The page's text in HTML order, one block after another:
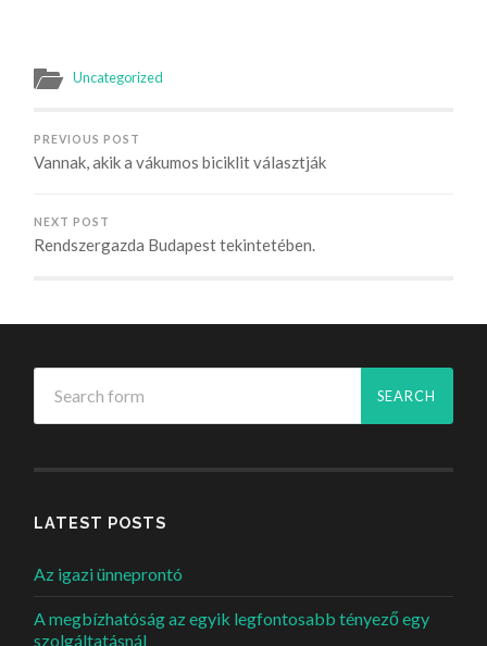
Uncategorized
PREVIOUS POST
Vannak, akik a vákumos biciklit választják
NEXT POST
Rendszergazda Budapest tekintetében.
LATEST POSTS
Az igazi ünneprontó
A megbízhatóság az egyik legfontosabb tényező egy
szolgáltatásnál